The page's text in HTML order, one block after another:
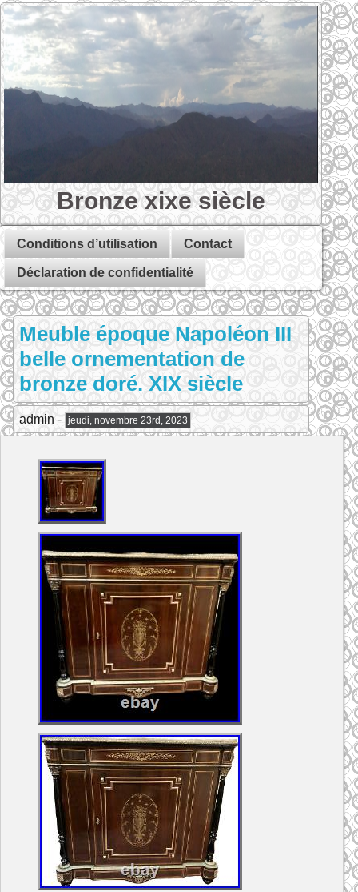
Bronze xixe siècle
Conditions d’utilisation Contact
Déclaration de confidentialité
Meuble époque Napoléon III
belle ornementation de
bronze doré. XIX siècle
admin - jeudi, novembre 23rd, 2023